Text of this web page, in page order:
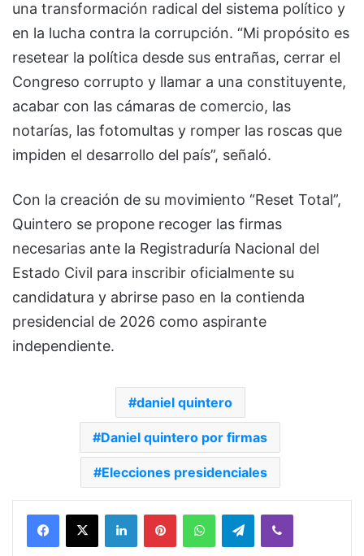
una transformación radical del sistema político y
en la lucha contra la corrupción. “Mi propósito es
resetear la política desde sus entrañas, cerrar el
Congreso corrupto y llamar a una constituyente,
acabar con las cámaras de comercio, las
notarías, las fotomultas y romper las roscas que
impiden el desarrollo del país”, señaló.
Con la creación de su movimiento “Reset Total”,
Quintero se propone recoger las firmas
necesarias ante la Registraduría Nacional del
Estado Civil para inscribir oficialmente su
candidatura y abrirse paso en la contienda
presidencial de 2026 como aspirante
independiente.
daniel quintero
Daniel quintero por firmas
Elecciones presidenciales
Facebook
X LinkedInPinterestWhatsAppTelegramViber